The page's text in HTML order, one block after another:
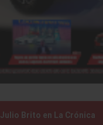
Julio Brito en La Crónica